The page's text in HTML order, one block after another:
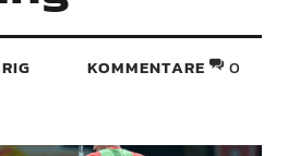
KOMMENTARE 0